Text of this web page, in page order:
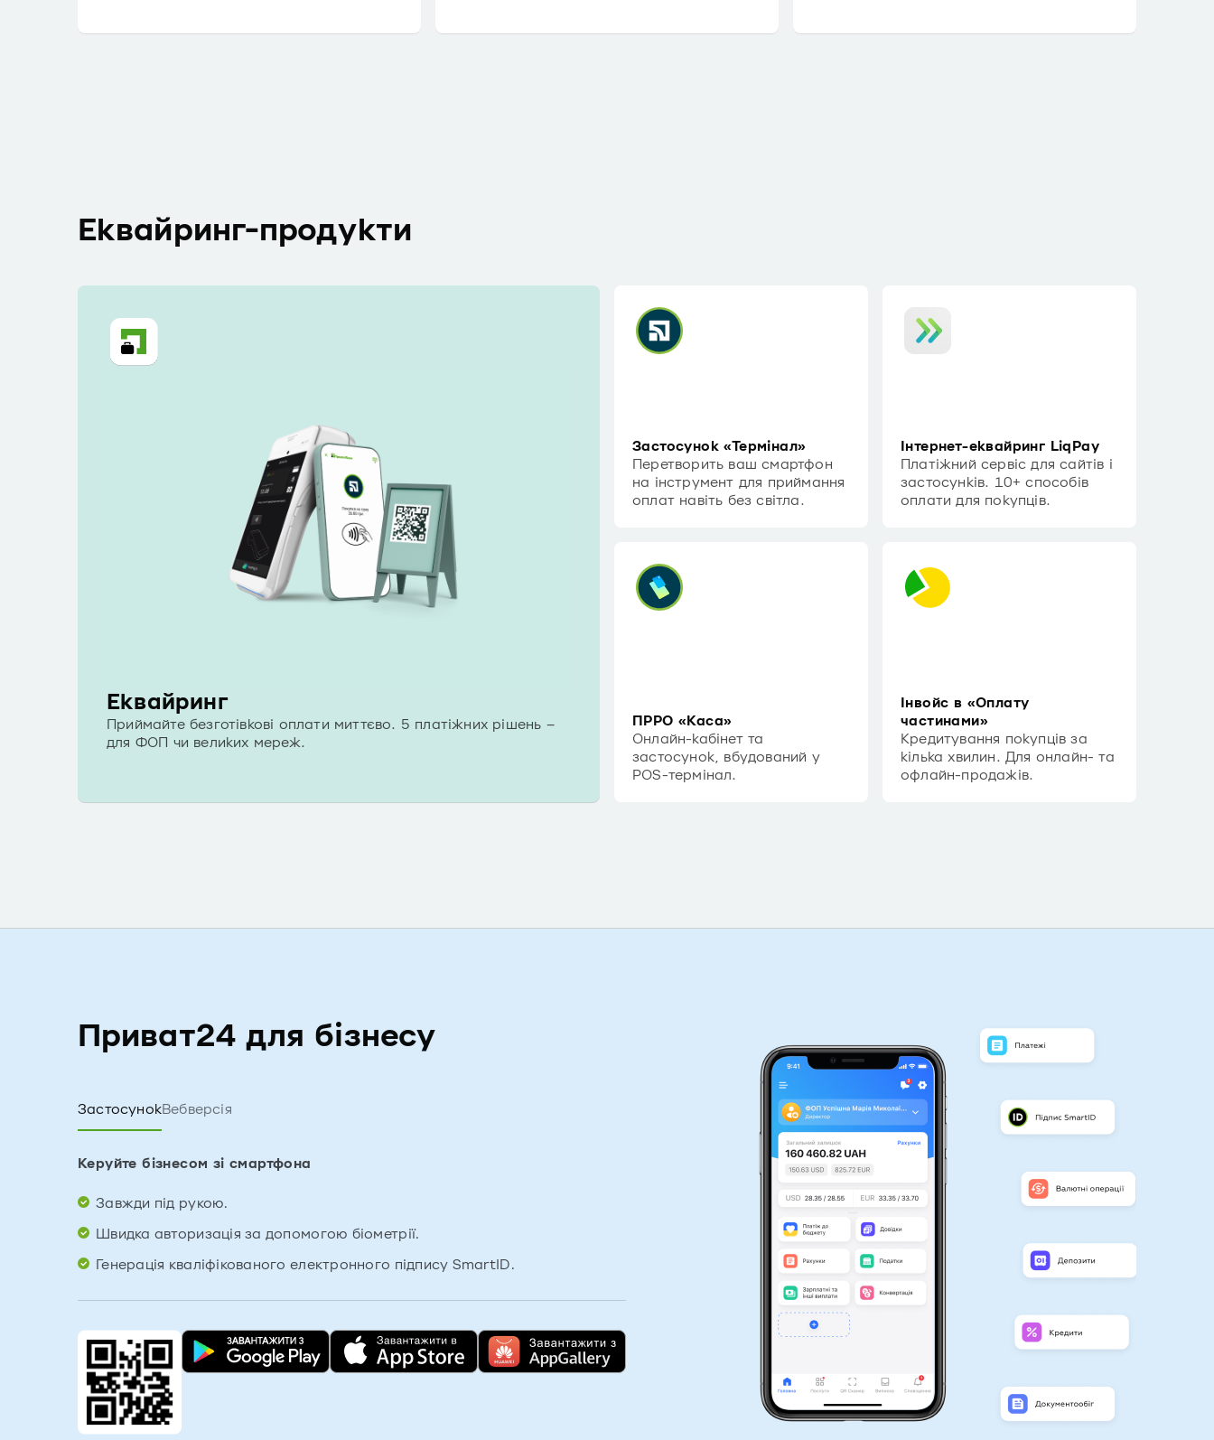
Еквайринг-продукти
Еквайринг
Приймайте безготівкові оплати миттєво. 5 платіжних рішень –
для ФОП чи великих мереж.
Застосунок «Термінал»
Перетворить ваш смартфон
на інструмент для приймання
оплат навіть без світла.
Інтернет-еквайринг LiqPay
Платіжний сервіс для сайтів і
застосунків. 10+ способів
оплати для покупців.
ПРРО «Каса»
Онлайн-кабінет та
застосунок, вбудований у
POS-термінал.
Інвойс в «Оплату
частинами»
Кредитування покупців за
кілька хвилин. Для онлайн- та
офлайн-продажів.
Приват24 для бізнесу
ЗастосунокВебверсія
Керуйте бізнесом зі смартфона
Завжди під рукою.
Швидка авторизація за допомогою біометрії.
Генерація кваліфікованого електронного підпису SmartID.